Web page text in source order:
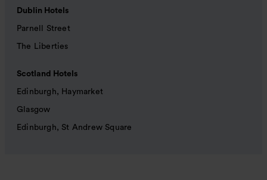
Dublin Hotels
Parnell Street
The Liberties
Scotland Hotels
Edinburgh, Haymarket
Glasgow
Edinburgh, St Andrew Square